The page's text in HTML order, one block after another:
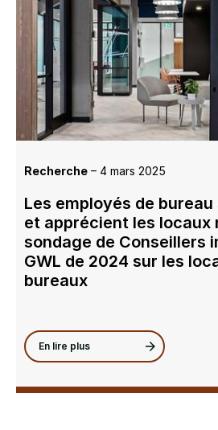
Les employés de
et apprécient les locaux
sondage de Conseillers
GWL de 2024 sur les
bureaux
Recherche – 4 mars 2025
En lire plus